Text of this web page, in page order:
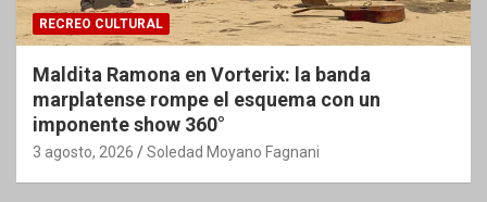
RECREO CULTURAL
Maldita Ramona en Vorterix: la banda
marplatense rompe el esquema con un
imponente show 360°
3 agosto, 2026 Soledad Moyano Fagnani